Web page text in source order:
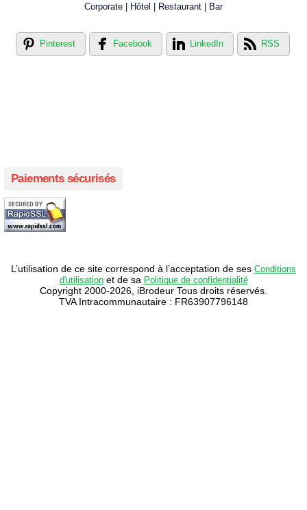
Corporate | Hôtel | Restaurant | Bar
Pinterest Facebook LinkedIn RSS
Paiements sécurisés
L’utilisation de ce site correspond à l’acceptation de ses Conditions
d'utilisationet de sa Politique de confidentialité
Copyright 2000-2026, iBrodeur Tous droits réservés.
TVA Intracommunautaire : FR63907796148